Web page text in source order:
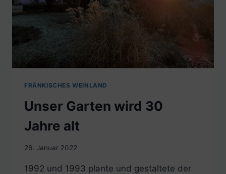
FRÄNKISCHES WEINLAND
Unser Garten wird 30
Jahre alt
26. Januar 2022
1992 und 1993 plante und gestaltete der